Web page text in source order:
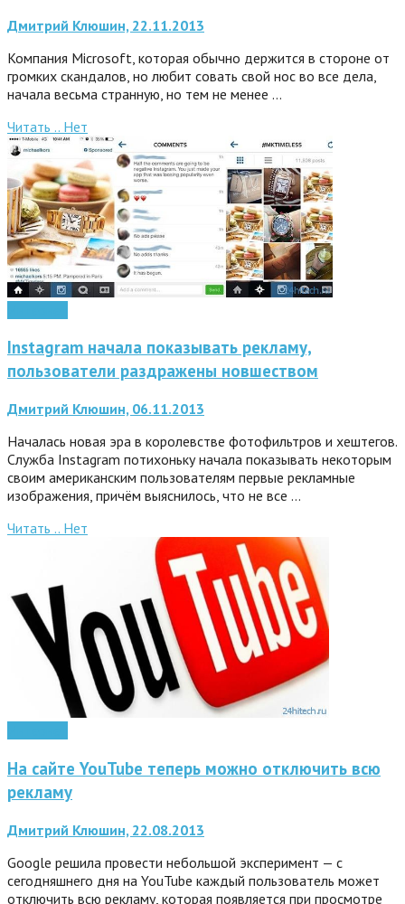
Дмитрий Клюшин, 22.11.2013
Компания Microsoft, которая обычно держится в стороне от
громких скандалов, но любит совать свой нос во все дела,
начала весьма странную, но тем не менее …
Читать .. Нет
Instagram начала показывать рекламу,
пользователи раздражены новшеством
Дмитрий Клюшин, 06.11.2013
Началась новая эра в королевстве фотофильтров и хештегов.
Служба Instagram потихоньку начала показывать некоторым
своим американским пользователям первые рекламные
изображения, причём выяснилось, что не все …
Читать .. Нет
На сайте YouTube теперь можно отключить всю
рекламу
Дмитрий Клюшин, 22.08.2013
Google решила провести небольшой эксперимент — с
сегодняшнего дня на YouTube каждый пользователь может
отключить всю рекламу, которая появляется при просмотре